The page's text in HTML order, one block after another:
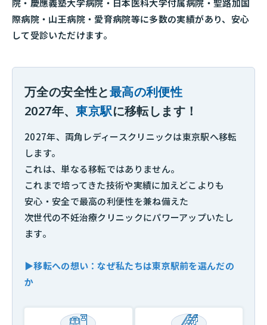
院・慶應義塾大学病院・日本医科大学付属病院・聖路加国
際病院・山王病院・愛育病院等に多数の実績があり、安心
して受診いただけます。
万全の安全性と最高の利便性
2027年、東京駅に移転します！
2027年、両角レディースクリニックは東京駅へ移転
します。
これは、単なる移転ではありません。
これまで培ってきた技術や実績に加えどこよりも
安心・安全で最高の利便性を兼ね備えた
次世代の不妊治療クリニックにパワーアップいたし
ます。
▶移転への想い：なぜ私たちは東京駅前を選んだの
か